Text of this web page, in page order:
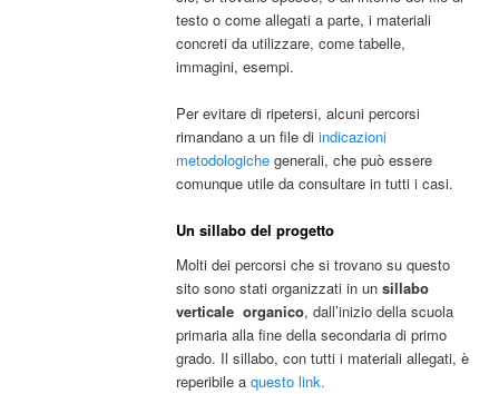
testo o come allegati a parte, i materiali
concreti da utilizzare, come tabelle,
immagini, esempi.
Per evitare di ripetersi, alcuni percorsi
rimandano a un file diindicazioni
metodologiche generali, che può essere
comunque utile da consultare in tutti i casi.
Un sillabo del progetto
Molti dei percorsi che si trovano su questo
sito sono stati organizzati in unsillabo
verticale organico, dall’inizio della scuola
primaria alla fine della secondaria di primo
grado. Il sillabo, con tutti i materiali allegati, è
reperibile a questo link.